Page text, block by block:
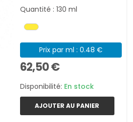
Quantité : 130 ml
Prix par ml : 0.48 €
62,50 €
Disponibilité: En stock
AJOUTER AU PANIER